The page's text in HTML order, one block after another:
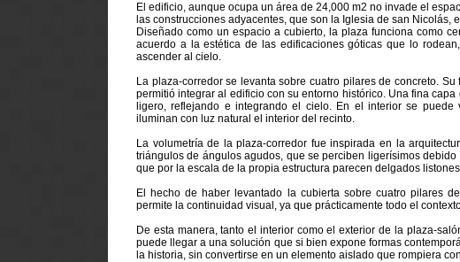
El edificio, aunque ocupa un área de 24,000 m2 no invade el
las construcciones adyacentes, que son la Iglesia de san Nicolás,
Diseñado como un espacio a cubierto, la plaza funciona como
acuerdo a la estética de las edificaciones góticas que lo
ascender al cielo.
La plaza-corredor se levanta sobre cuatro pilares de concreto.
permitió integrar al edificio con su entorno histórico. Una fina
ligero, reflejando e integrando el cielo. En el interior se
iluminan con luz natural el interior del recinto.
La volumetría de la plaza-corredor fue inspirada en la
triángulos de ángulos agudos, que se perciben ligerísimos
que por la escala de la propia estructura parecen delgados
El hecho de haber levantado la cubierta sobre cuatro pilares
permite la continuidad visual, ya que prácticamente todo el
De esta manera, tanto el interior como el exterior de la plaza-
puede llegar a una solución que si bien expone formas
la historia, sin convertirse en un elemento aislado que rompiera